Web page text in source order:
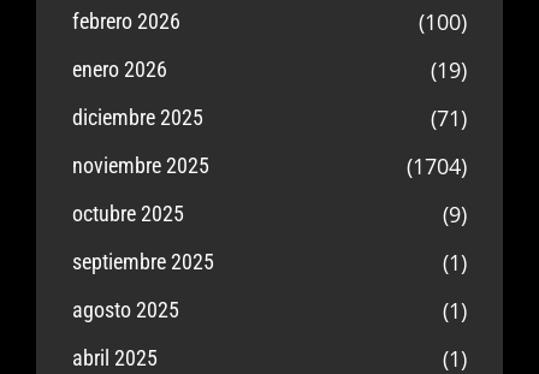
febrero 2026 (100)
enero 2026 (19)
diciembre 2025 (71)
noviembre 2025 (1704)
octubre 2025 (9)
septiembre 2025 (1)
agosto 2025 (1)
abril 2025 (1)